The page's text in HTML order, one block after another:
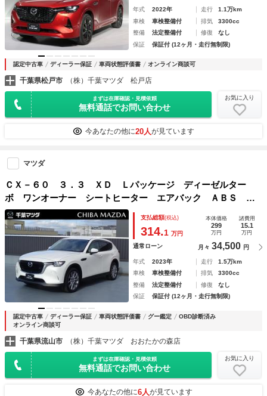
年式 2022年 走行
1.1万km
車検
車検整備付 排気
3300cc
整備
法定整備付 修復
なし
保証
保証付 (12ヶ月・走行無制限)
認定中古車 ディーラー保証 車両状態評価書 オンライン商談可
千葉県松戸市 （株）千葉マツダ 松戸店
まずは在庫確認・見積依頼
無料通話でお問い合わせ
お気に入り
今あなたの他に20人が見ています
マツダ
ＣＸ－６０ ３．３ ＸＤ Ｌパッケージ ディーゼルター
ボ ワンオーナー シートヒーター エアバック ＡＢＳ パ
ワーリフトゲート シートヒータ 本革 レーダークルーズコ
ントロール 記録簿 パワーシート キーレス ＬＥＤ 盗難
防止装置 ナビ パワステ ＡＷ
支払総額(税込)
314.1 万円
本体価格
299
万円
諸費用
15.1
万円
通常ローン 月々 34,500 円
年式 2023年 走行
1.5万km
車検
車検整備付 排気
3300cc
整備
法定整備付 修復
なし
保証
保証付 (12ヶ月・走行無制限)
認定中古車 ディーラー保証 車両状態評価書 グー鑑定
OBD診断済み
オンライン商談可
千葉県流山市 （株）千葉マツダ おおたかの森店
まずは在庫確認・見積依頼
無料通話でお問い合わせ
お気に入り
今あなたの他に6人が見ています